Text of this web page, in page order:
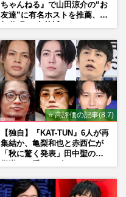
ちゃんねる』で山田涼介の“お
友達”に有名ホストを推薦、歌
⭐ 高評価の記事(8.7)
【独自】『KAT-TUN』6人が再
集結か、亀梨和也と赤西仁が
「秋に驚く発表」田中聖の刑